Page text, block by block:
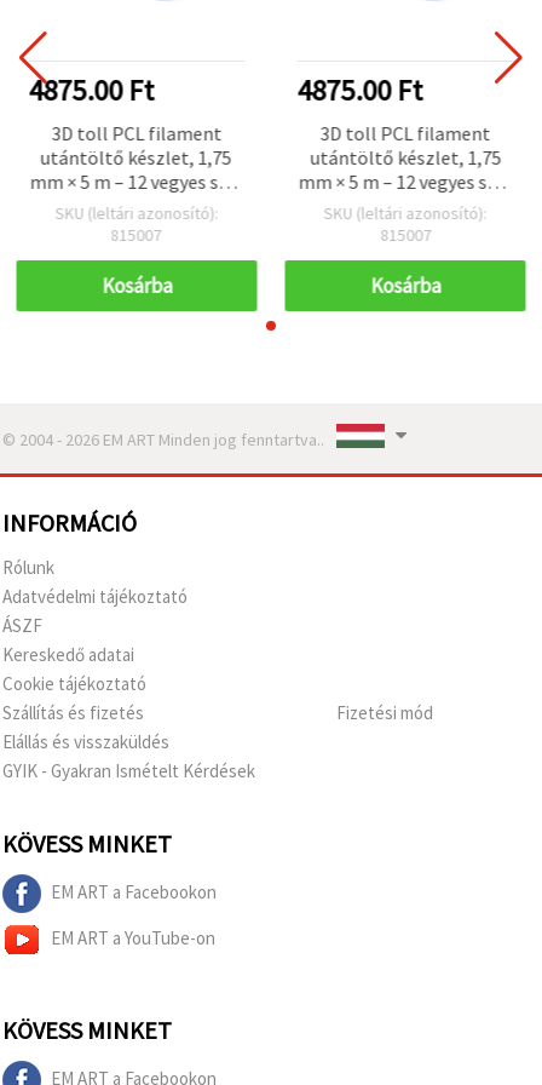
4875.00 Ft
3D toll PCL filament
utántöltő készlet, 1,75
mm × 5 m – 12 vegyes szín
(60–100 °C)
SKU (leltári azonosító):
815007
Kosárba
4875.00 Ft
3D toll PCL filament
utántöltő készlet, 1,75
mm × 5 m – 12 vegyes szín
(60–100 °C)
SKU (leltári azonosító):
815007
Kosárba
© 2004 - 2026 EM ART Minden jog fenntartva..
INFORMÁCIÓ
Rólunk
Adatvédelmi tájékoztató
ÁSZF
Kereskedő adatai
Cookie tájékoztató
Szállítás és fizetés
Elállás és visszaküldés
GYIK - Gyakran Ismételt Kérdések
Fizetési mód
KÖVESS MINKET
EM ART a Facebookon
EM ART a YouTube-on
KÖVESS MINKET
EM ART a Facebookon